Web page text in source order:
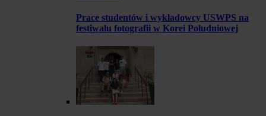
Prace studentów i wykładowcy USWPS na
festiwalu fotografii w Korei Południowej